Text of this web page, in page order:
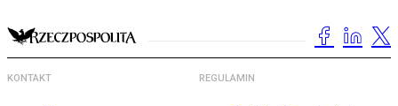
KONTAKT REGULAMIN